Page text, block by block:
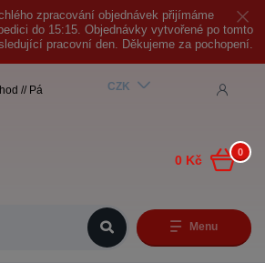
zpracování objednávek přijímáme
do 15:15. Objednávky vytvořené po tomto
pracovní den. Děkujeme za pochopení.
Menu
CZK
// Pá
0
0 Kč